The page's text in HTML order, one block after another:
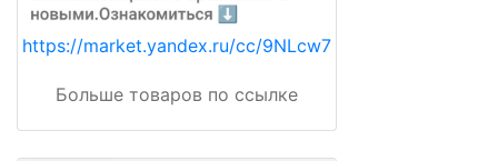
https://market.yandex.ru/cc/9NLcw7
Больше товаров по ссылке